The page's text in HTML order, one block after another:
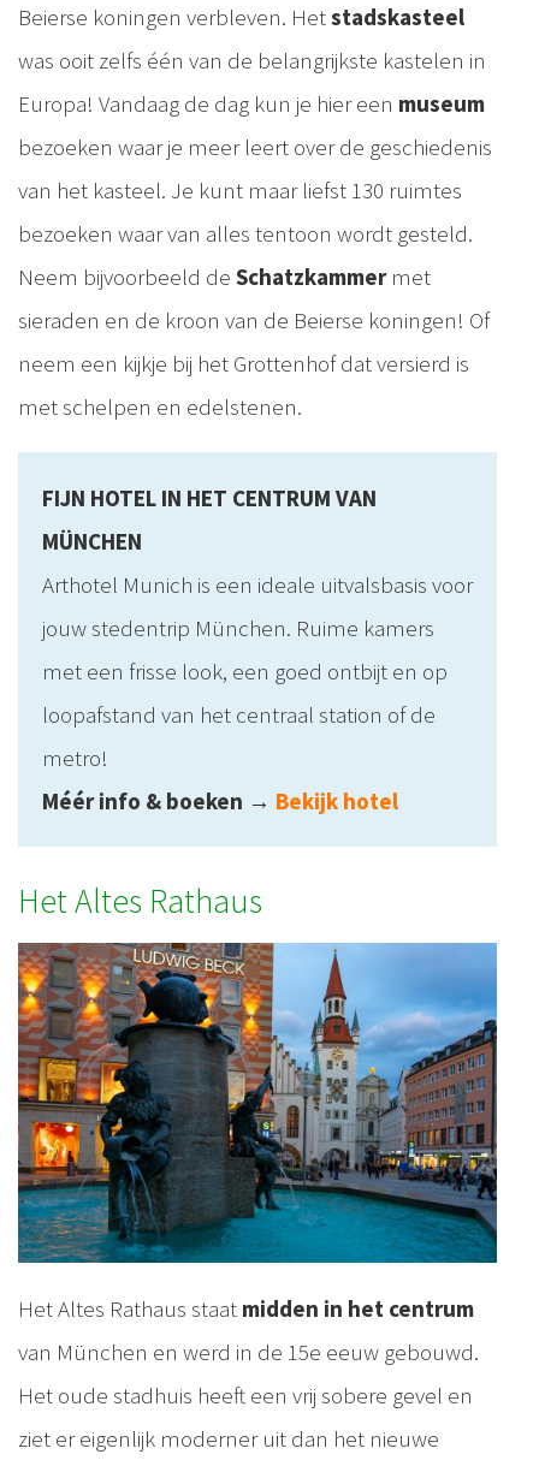
Beierse koningen verbleven. Hetstadskasteel
was ooit zelfs één van de belangrijkste kastelen in
Europa! Vandaag de dag kun je hier een museum
bezoeken waar je meer leert over de geschiedenis
van het kasteel. Je kunt maar liefst 130 ruimtes
bezoeken waar van alles tentoon wordt gesteld.
Neem bijvoorbeeld de Schatzkammermet
sieraden en de kroon van de Beierse koningen! Of
neem een kijkje bij het Grottenhof dat versierd is
met schelpen en edelstenen.
FIJN HOTEL IN HET CENTRUM VAN
MÜNCHEN
Arthotel Munich is een ideale uitvalsbasis voor
jouw stedentrip München. Ruime kamers
met een frisse look, een goed ontbijt en op
loopafstand van het centraal station of de
metro!
Méér info & boeken → Bekijk hotel
Het Altes Rathaus
Het Altes Rathaus staat midden in het centrum
van München en werd in de 15e eeuw gebouwd.
Het oude stadhuis heeft een vrij sobere gevel en
ziet er eigenlijk moderner uit dan het nieuwe